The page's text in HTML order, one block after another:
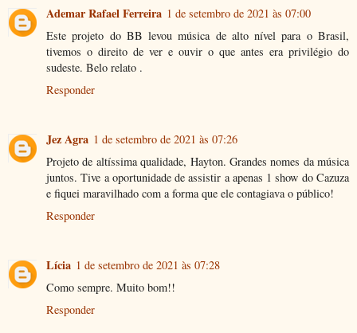
Ademar Rafael Ferreira 1 de setembro de 2021 às 07:00
Este projeto do BB levou música de alto nível para o Brasil,
tivemos o direito de ver e ouvir o que antes era privilégio do
sudeste. Belo relato .
Responder
Jez Agra 1 de setembro de 2021 às 07:26
Projeto de altíssima qualidade, Hayton. Grandes nomes da música
juntos. Tive a oportunidade de assistir a apenas 1 show do Cazuza
e fiquei maravilhado com a forma que ele contagiava o público!
Responder
Lícia 1 de setembro de 2021 às 07:28
Como sempre. Muito bom!!
Responder